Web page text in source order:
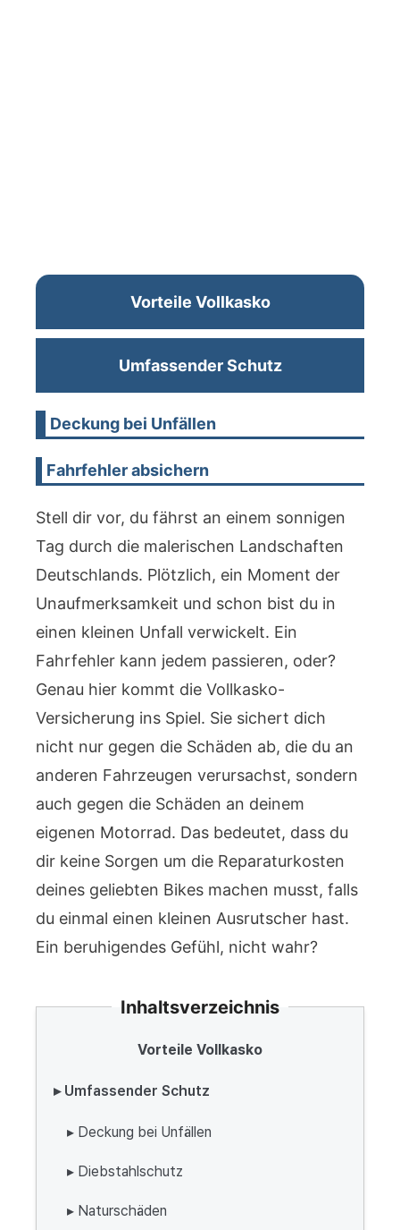
Vorteile Vollkasko
Umfassender Schutz
Deckung bei Unfällen
Fahrfehler absichern
Stell dir vor, du fährst an einem sonnigen
Tag durch die malerischen Landschaften
Deutschlands. Plötzlich, ein Moment der
Unaufmerksamkeit und schon bist du in
einen kleinen Unfall verwickelt. Ein
Fahrfehler kann jedem passieren, oder?
Genau hier kommt die Vollkasko-
Versicherung ins Spiel. Sie sichert dich
nicht nur gegen die Schäden ab, die du an
anderen Fahrzeugen verursachst, sondern
auch gegen die Schäden an deinem
eigenen Motorrad. Das bedeutet, dass du
dir keine Sorgen um die Reparaturkosten
deines geliebten Bikes machen musst, falls
du einmal einen kleinen Ausrutscher hast.
Ein beruhigendes Gefühl, nicht wahr?
Inhaltsverzeichnis
Vorteile Vollkasko
▸ Umfassender Schutz
▸ Deckung bei Unfällen
▸ Diebstahlschutz
▸ Naturschäden